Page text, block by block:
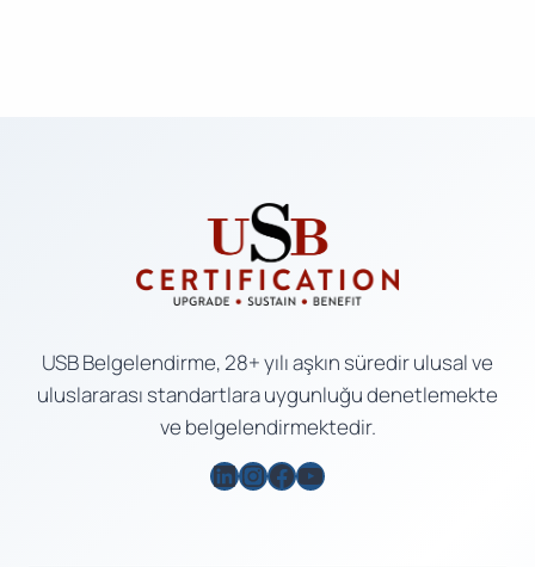
USB Belgelendirme, 28+ yılı aşkın süredir ulusal ve
uluslararası standartlara uygunluğu denetlemekte
ve belgelendirmektedir.
LinkedIn
Instagram
Facebook
YouTube